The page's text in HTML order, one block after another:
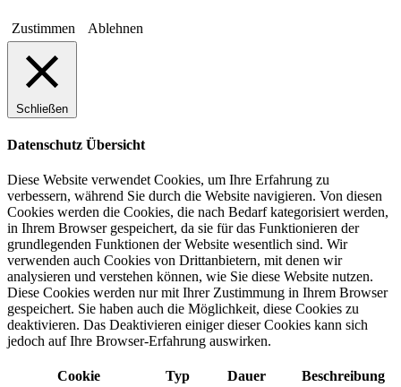
Zustimmen Ablehnen
Schließen
Datenschutz Übersicht
Diese Website verwendet Cookies, um Ihre Erfahrung zu
verbessern, während Sie durch die Website navigieren. Von diesen
Cookies werden die Cookies, die nach Bedarf kategorisiert werden,
in Ihrem Browser gespeichert, da sie für das Funktionieren der
grundlegenden Funktionen der Website wesentlich sind. Wir
verwenden auch Cookies von Drittanbietern, mit denen wir
analysieren und verstehen können, wie Sie diese Website nutzen.
Diese Cookies werden nur mit Ihrer Zustimmung in Ihrem Browser
gespeichert. Sie haben auch die Möglichkeit, diese Cookies zu
deaktivieren. Das Deaktivieren einiger dieser Cookies kann sich
jedoch auf Ihre Browser-Erfahrung auswirken.
Cookie Typ Dauer Beschreibung